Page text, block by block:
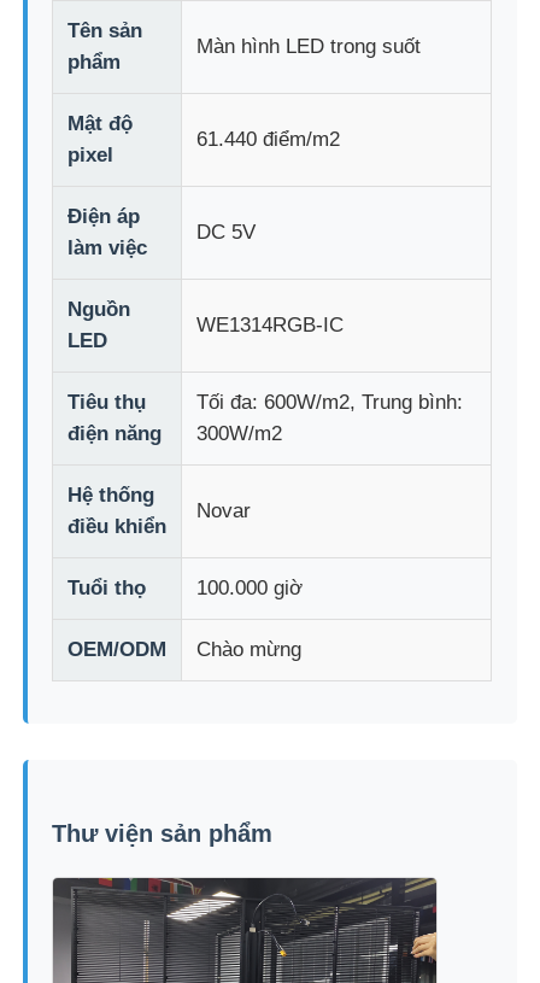
Màn hình phim trong suốt LED
Màn hình LED trong suốt
Màn hình lưới tản nhiệt LED
Màn hình hiển thị trong suốt
Tên sản
phẩm
Màn hình LED trong suốt
Mật độ
pixel
61.440 điểm/m2
Điện áp
làm việc
DC 5V
Nguồn
LED
WE1314RGB-IC
Tiêu thụ
điện năng
Tối đa: 600W/m2, Trung bình:
300W/m2
Hệ thống
điều khiển
Novar
Tuổi thọ 100.000 giờ
OEM/ODM Chào mừng
Thư viện sản phẩm